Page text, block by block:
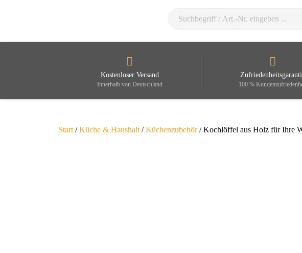
Kostenloser Versand
Innerhalb von Deutschland 100 %
Start /Küche & Haushalt /Küchenzubehör/ Kochlöffel aus Holz für Ihre